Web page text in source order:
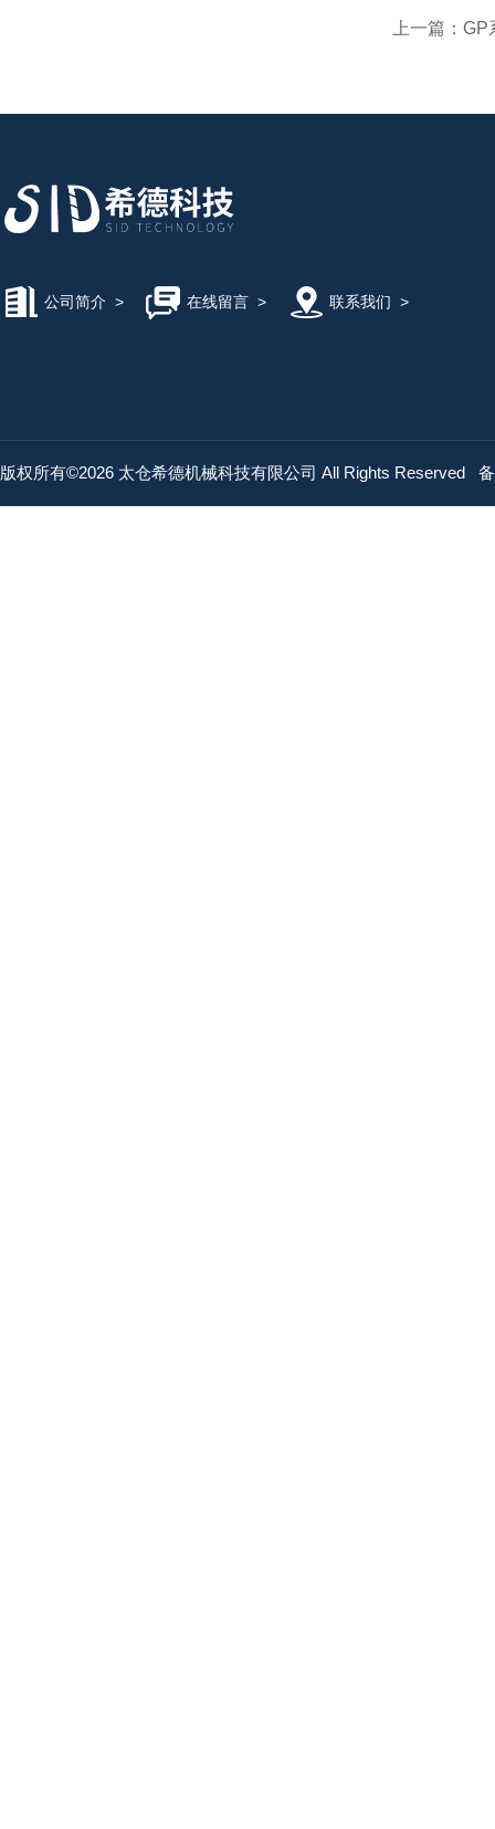
上一篇： GP
公司简介 > 在线留言> 联系我们 >
版权所有©2026 太仓希德机械科技有限公司 All Rights Reserved